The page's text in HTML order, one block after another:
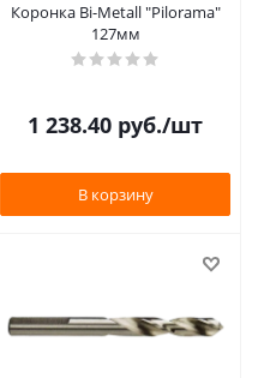
Коронка Bi-Metall "Pilorama"
127мм
1 238.40 руб./шт
В корзину